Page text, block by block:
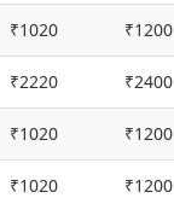
₹1020 ₹1200
₹2220 ₹2400
₹1020 ₹1200
₹1020 ₹1200